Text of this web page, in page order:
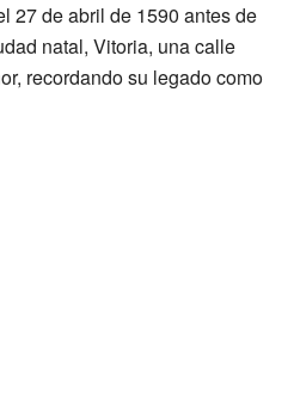
27 de abril de 1590 antes de
natal, Vitoria, una calle
recordando su legado como